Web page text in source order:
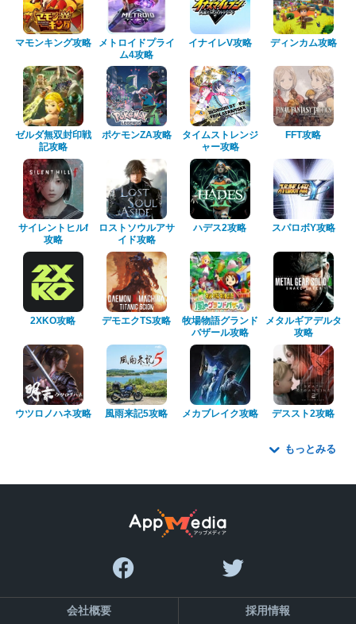
マモンキング攻略
メトロイドプライ
ム4攻略
イナイレV攻略 ディンカム攻略
ゼルダ無双封印戦
記攻略
ポケモンZA攻略
タイムストレンジ
ャー攻略
FFT攻略
サイレントヒルf
攻略
ロストソウルアサ
イド攻略
ハデス2攻略 スパロボY攻略
2XKO攻略 デモエクTS攻略
牧場物語グランド
バザール攻略
メタルギアデルタ
攻略
ウツロノハネ攻略 風雨来記5攻略 メカブレイク攻略 デススト2攻略
もっとみる
会社概要 採用情報